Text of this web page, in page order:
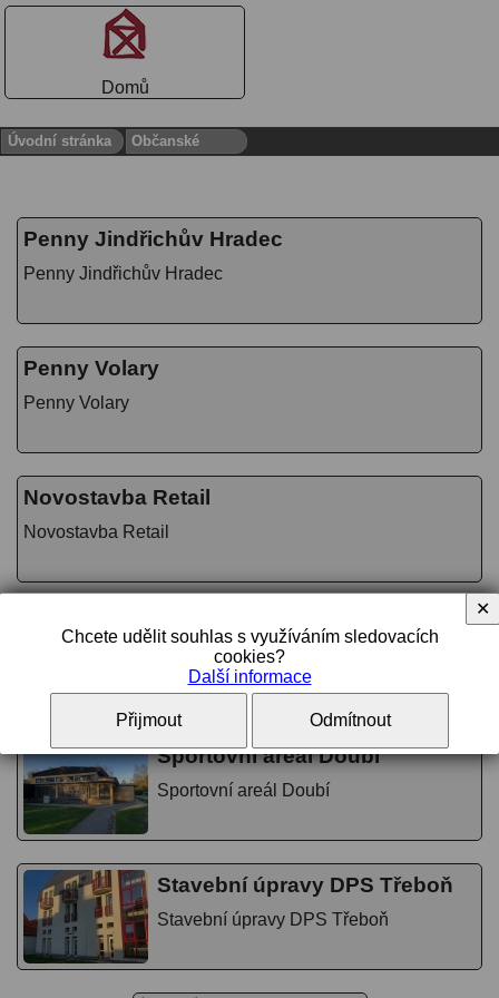
Domů
Úvodní stránka Občanské
Penny Jindřichův Hradec
Penny Jindřichův Hradec
Penny Volary
Penny Volary
Novostavba Retail
Novostavba Retail
Čerpací stanice Benzina a
supermarket Penny Netolice
Čerpací stanice Benzina a supermarket
Penny Netolice
Sportovní areál Doubí
Sportovní areál Doubí
Stavební úpravy DPS Třeboň
Stavební úpravy DPS Třeboň
Chcete udělit souhlas s využíváním sledovacích
cookies?
Další informace
Přijmout Odmítnout
✕